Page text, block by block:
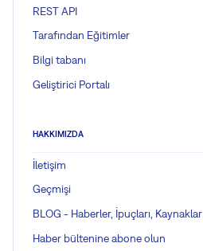
REST API
Tarafından Eğitimler
Bilgi tabanı
Geliştirici Portalı
HAKKIMIZDA
İletişim
Geçmişi
BLOG - Haberler, İpuçları, Kaynaklar
Haber bültenine abone olun